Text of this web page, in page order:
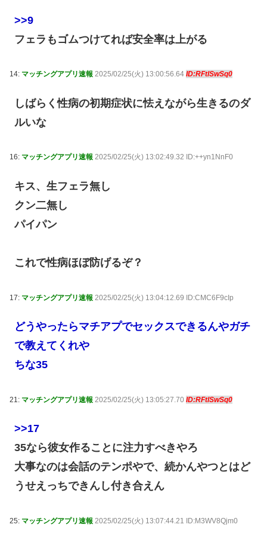
>>9
フェラもゴムつけてれば安全率は上がる
14: マッチングアプリ速報 2025/02/25(火) 13:00:56.64 ID:RFtlSwSq0
しばらく性病の初期症状に怯えながら生きるのダ
ルいな
16: マッチングアプリ速報 2025/02/25(火) 13:02:49.32 ID:++yn1NnF0
キス、生フェラ無し
クン二無し
パイパン
これで性病ほぼ防げるぞ？
17: マッチングアプリ速報 2025/02/25(火) 13:04:12.69 ID:CMC6F9cIp
どうやったらマチアプでセックスできるんやガチ
で教えてくれや
ちな35
21: マッチングアプリ速報 2025/02/25(火) 13:05:27.70 ID:RFtlSwSq0
>>17
35なら彼女作ることに注力すべきやろ
大事なのは会話のテンポやで、続かんやつとはど
うせえっちできんし付き合えん
25: マッチングアプリ速報 2025/02/25(火) 13:07:44.21 ID:M3WV8Qjm0